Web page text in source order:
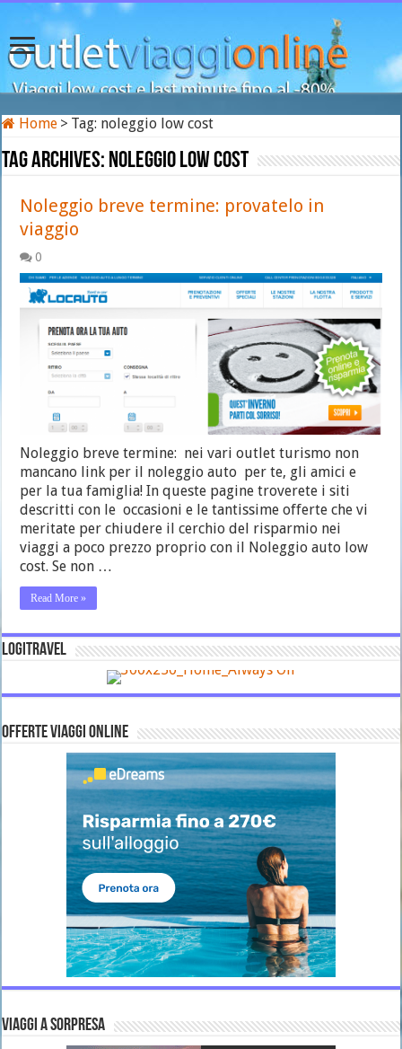
Home > Tag: noleggio low cost
Tag Archives: noleggio low cost
Noleggio breve termine: provatelo in
viaggio
0
Noleggio breve termine: nei vari outlet turismo non
mancano link per il noleggio auto per te, gli amici e
per la tua famiglia! In queste pagine troverete i siti
descritti con le occasioni e le tantissime offerte che vi
meritate per chiudere il cerchio del risparmio nei
viaggi a poco prezzo proprio con il Noleggio auto low
cost. Se non …
Read More »
LOGITRAVEL
OFFERTE VIAGGI ONLINE
VIAGGI A SORPRESA